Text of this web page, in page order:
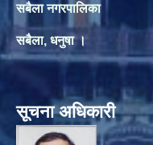
सबैला नगरपालिका
सबैला, धनुषा ।
सूचना अधिकारी